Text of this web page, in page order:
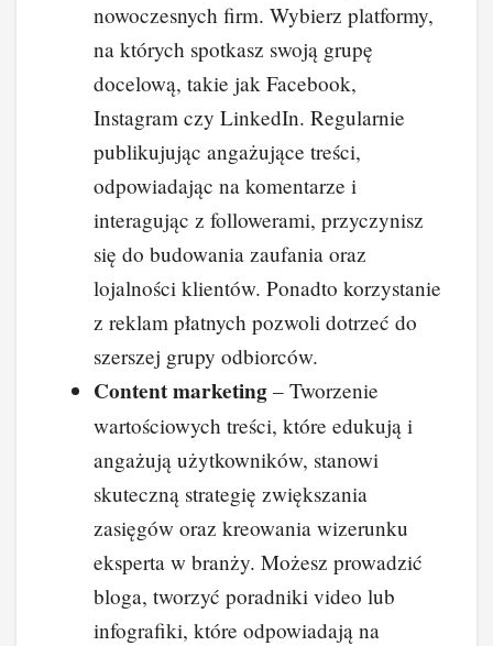
nowoczesnych firm. Wybierz platformy,
na których spotkasz swoją grupę
docelową, takie jak Facebook,
Instagram czy LinkedIn. Regularnie
publikujując angażujące treści,
odpowiadając na komentarze i
interagując z followerami, przyczynisz
się do budowania zaufania oraz
lojalności klientów. Ponadto korzystanie
z reklam płatnych pozwoli dotrzeć do
szerszej grupy odbiorców.
Content marketing – Tworzenie
wartościowych treści, które edukują i
angażują użytkowników, stanowi
skuteczną strategię zwiększania
zasięgów oraz kreowania wizerunku
eksperta w branży. Możesz prowadzić
bloga, tworzyć poradniki video lub
infografiki, które odpowiadają na